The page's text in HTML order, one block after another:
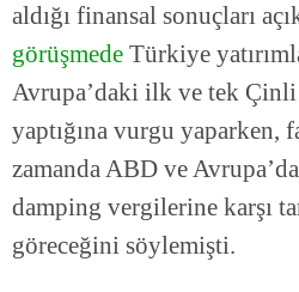
aldığı finansal sonuçları
görüşmede Türkiye
Avrupa’daki ilk ve tek
yaptığına vurgu yaparken,
zamanda ABD ve
damping vergilerine karşı
göreceğini söylemişti.